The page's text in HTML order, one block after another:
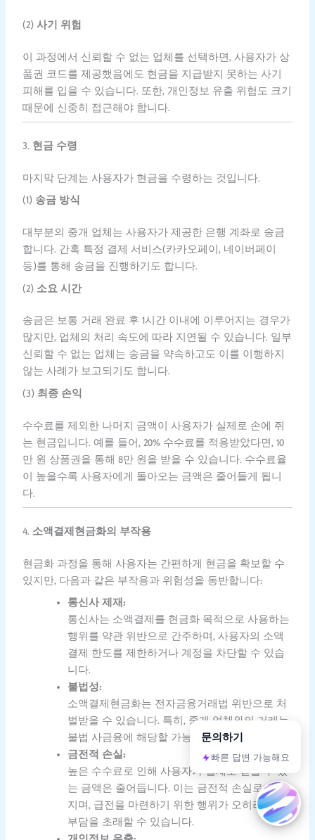
(2) 사기 위험
이 과정에서 신뢰할 수 없는 업체를 선택하면, 사용자가 상
품권 코드를 제공했음에도 현금을 지급받지 못하는 사기
피해를 입을 수 있습니다. 또한, 개인정보 유출 위험도 크기
때문에 신중히 접근해야 합니다.
3. 현금 수령
마지막 단계는 사용자가 현금을 수령하는 것입니다.
(1) 송금 방식
대부분의 중개 업체는 사용자가 제공한 은행 계좌로 송금
합니다. 간혹 특정 결제 서비스(카카오페이, 네이버페이
등)를 통해 송금을 진행하기도 합니다.
(2) 소요 시간
송금은 보통 거래 완료 후 1시간 이내에 이루어지는 경우가
많지만, 업체의 처리 속도에 따라 지연될 수 있습니다. 일부
신뢰할 수 없는 업체는 송금을 약속하고도 이를 이행하지
않는 사례가 보고되기도 합니다.
(3) 최종 손익
수수료를 제외한 나머지 금액이 사용자가 실제로 손에 쥐
는 현금입니다. 예를 들어, 20% 수수료를 적용받았다면, 10
만 원 상품권을 통해 8만 원을 받을 수 있습니다. 수수료율
이 높을수록 사용자에게 돌아오는 금액은 줄어들게 됩니
다.
4. 소액결제현금화의 부작용
현금화 과정을 통해 사용자는 간편하게 현금을 확보할 수
있지만, 다음과 같은 부작용과 위험성을 동반합니다:
통신사 제재:
통신사는 소액결제를 현금화 목적으로 사용하는
행위를 약관 위반으로 간주하며, 사용자의 소액
결제 한도를 제한하거나 계정을 차단할 수 있습
니다.
불법성:
소액결제현금화는 전자금융거래법 위반으로 처
벌받을 수 있습니다. 특히, 중개 업체와의 거래는
불법 사금융에 해당할 가능성이 큽니다.
금전적 손실:
높은 수수료로 인해 사용자가 실제로 받을 수 있
는 금액은 줄어듭니다. 이는 금전적 손실로 이어
지며, 급전을 마련하기 위한 행위가 오히려 더 큰
부담을 초래할 수 있습니다.
문의하기
빠른 답변 가능해요